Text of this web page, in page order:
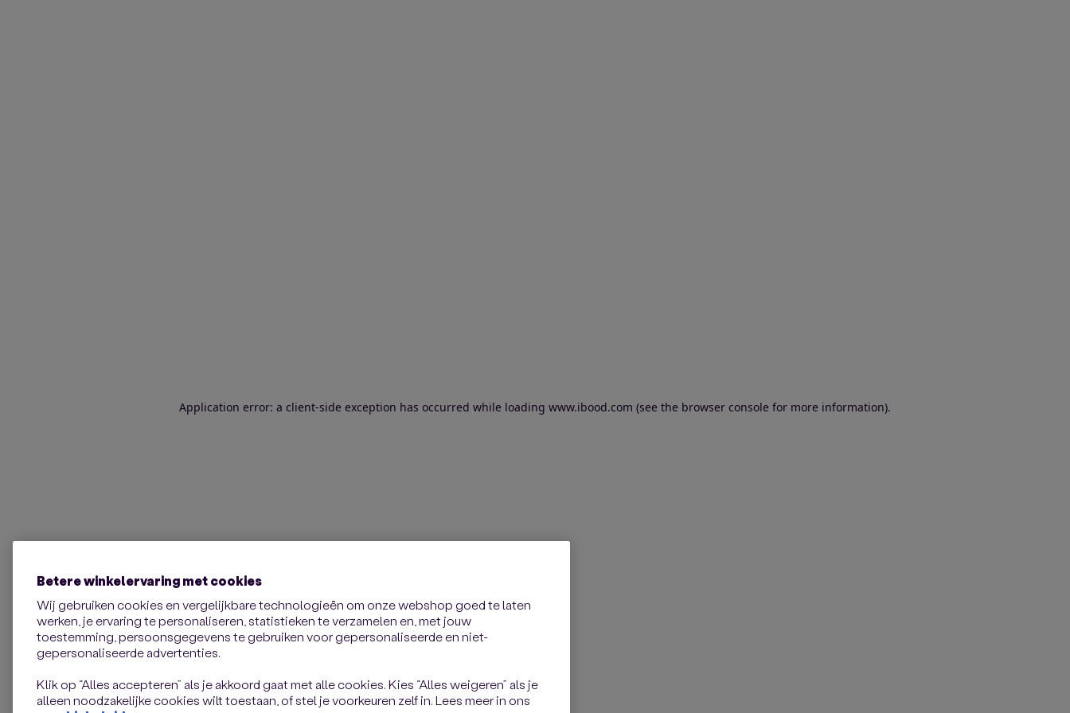
Application error: a client-side exception has occurred while loading www.ibood.com (see the browser console for more information).
Betere winkelervaring met cookies
Wij gebruiken cookies en vergelijkbare technologieën om onze webshop goed te laten
werken, je ervaring te personaliseren, statistieken te verzamelen en, met jouw
toestemming, persoonsgegevens te gebruiken voor gepersonaliseerde en niet-
gepersonaliseerde advertenties.
Klik op “Alles accepteren” als je akkoord gaat met alle cookies. Kies “Alles weigeren” als je
alleen noodzakelijke cookies wilt toestaan, of stel je voorkeuren zelf in. Lees meer in ons